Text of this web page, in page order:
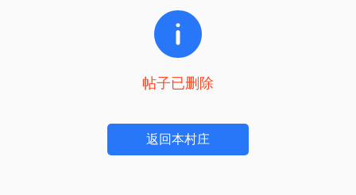
帖子已删除
返回本村庄